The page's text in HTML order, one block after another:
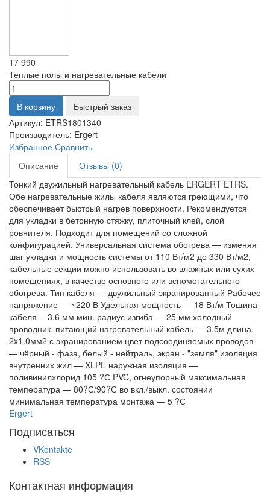
17 990
Теплые полы и нагревательные кабели
В корзину
Быстрый заказ
Артикул: ETRS1801340
Производитель: Ergert
Избранное Сравнить
Описание
Отзывы (0)
Тонкий двужильный нагревательный кабель ERGERT ETRS.
Обе нагревательные жилы кабеля являются греющими, что
обеспечивает быстрый нагрев поверхности. Рекомендуется
для укладки в бетонную стяжку, плиточный клей, слой
ровнителя. Подходит для помещений со сложной
конфигурацией. Универсальная система обогрева — изменяя
шаг укладки и мощность системы от 110 Вт/м2 до 330 Вт/м2,
кабельные секции можно использовать во влажных или сухих
помещениях, в качестве основного или вспомогательного
обогрева. Тип кабеля — двужильный экранированный Рабочее
напряжение — ~220 В Удельная мощность — 18 Вт/м Тощина
кабеля —3.6 мм мин. радиус изгиба — 25 мм холодный
проводник, питающий нагревательный кабель — 3.5м длина,
2x1.0мм2 с экранированием цвет подсоединяемых проводов
— чёрный - фаза, белый - нейтраль, экран - "земля" изоляция
внутренних жил — XLPE наружная изоляция —
поливинилхлорид 105 ?С PVC, огнеупорный максимальная
температура — 80?С/90?С во вкл./выкл. состоянии
минимальная температура монтажа — 5 ?С
Ergert
Подписаться
VKontakte
RSS
Контактная информация